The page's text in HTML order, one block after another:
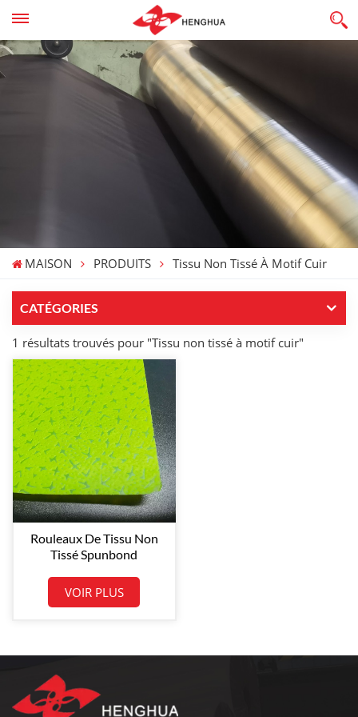
MAISON PRODUITS Tissu Non Tissé À Motif Cuir
CATÉGORIES
1 résultats trouvés pour "Tissu non tissé à motif cuir"
Rouleaux De Tissu Non
Tissé Spunbond
Gaufré 80GSM Vente En
Gros Tissu TNT
VOIR PLUS